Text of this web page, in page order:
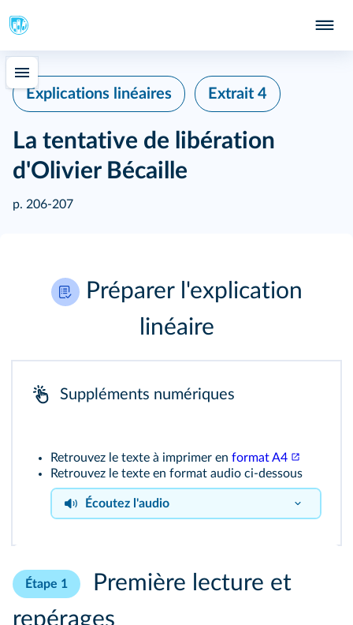
Explications linéaires Extrait 4
La tentative de libération
d'Olivier Bécaille
p. 206-207
Préparer l'explication
linéaire
Suppléments numériques
Retrouvez le texte à imprimer en format A4
Retrouvez le texte en format audio ci-dessous
Écoutez l'audio
Étape 1
Première lecture et
repérages